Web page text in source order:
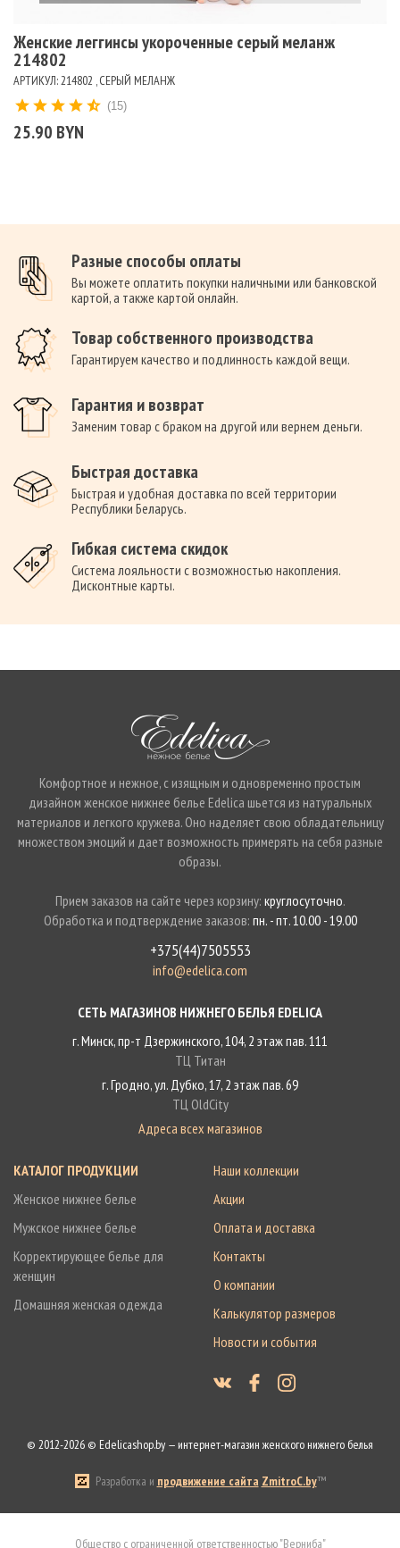
Женские леггинсы укороченные серый меланж
214802
АРТИКУЛ: 214802 , СЕРЫЙ МЕЛАНЖ
25.90 BYN
(15)
Разные способы оплаты
Вы можете оплатить покупки наличными или банковской
картой, а также картой онлайн.
Товар собственного производства
Гарантируем качество и подлинность каждой вещи.
Гарантия и возврат
Заменим товар с браком на другой или вернем деньги.
Быстрая доставка
Быстрая и удобная доставка по всей территории
Республики Беларусь.
Гибкая система скидок
Система лояльности с возможностью накопления.
Дисконтные карты.
Комфортное и нежное, с изящным и одновременно простым
дизайном женское нижнее белье Edelica шьется из натуральных
материалов и легкого кружева. Оно наделяет свою обладательницу
множеством эмоций и дает возможность примерять на себя разные
образы.
Прием заказов на сайте через корзину: круглосуточно.
Обработка и подтверждение заказов: пн. - пт. 10.00 - 19.00
+375(44)7505553
info@edelica.com
СЕТЬ МАГАЗИНОВ НИЖНЕГО БЕЛЬЯ EDELICA
г. Минск, пр-т Дзержинского, 104, 2 этаж пав. 111
ТЦ Титан
г. Гродно, ул. Дубко, 17, 2 этаж пав. 69
ТЦ OldCity
Адреса всех магазинов
КАТАЛОГ ПРОДУКЦИИ
Женское нижнее белье
Мужское нижнее белье
Корректирующее белье для
женщин
Домашняя женская одежда
Наши коллекции
Акции
Оплата и доставка
Контакты
О компании
Калькулятор размеров
Новости и события
© 2012-2026 © Edelicashop.by — интернет-магазин женского нижнего белья
Разработка и продвижение сайта ZmitroC.by™
Общество с ограниченной ответственностью "Верниба"